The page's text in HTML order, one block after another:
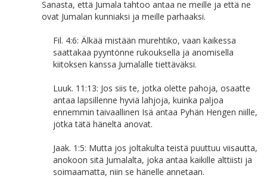
Sanasta, että Jumala tahtoo antaa ne meille ja että ne
ovat Jumalan kunniaksi ja meille parhaaksi.
Fil. 4:6: Älkää mistään murehtiko, vaan kaikessa
saattakaa pyyntönne rukouksella ja anomisella
kiitoksen kanssa Jumalalle tiettäväksi.
Luuk. 11:13: Jos siis te, jotka olette pahoja, osaatte
antaa lapsillenne hyviä lahjoja, kuinka paljoa
ennemmin taivaallinen Isä antaa Pyhän Hengen niille,
jotka tätä häneltä anovat.
Jaak. 1:5: Mutta jos joltakulta teistä puuttuu viisautta,
anokoon sitä Jumalalta, joka antaa kaikille alttiisti ja
soimaamatta, niin se hänelle annetaan.